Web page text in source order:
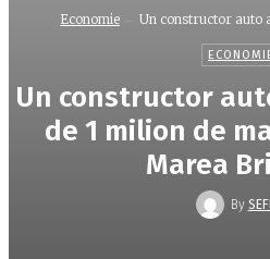
Economie Un constructor auto
Un constructor
de 1 milion de
Marea
By